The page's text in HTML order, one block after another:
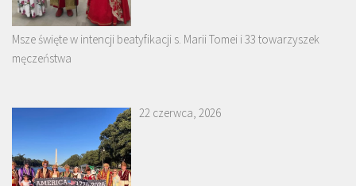
Msze święte w intencji beatyfikacji s. Marii Tomei i 33 towarzyszek
męczeństwa
22 czerwca, 2026